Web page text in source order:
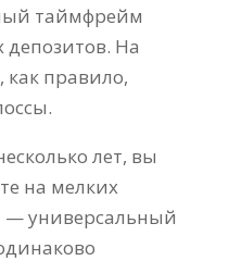
таймфрейм
депозитов. На
правило,
лет, вы
на мелких
— универсальный